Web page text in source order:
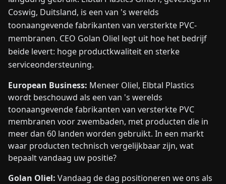
Coswig, Duitsland, is een van 's werelds
toonaangevende fabrikanten van versterkte PVC-
membranen. CEO Golan Oliel legt uit hoe het bedrijf
beide levert: hoge productkwaliteit en sterke
serviceondersteuning.
European Business: Meneer Oliel, Elb­tal Plastics
wordt beschouwd als een van 's werelds
toonaangevende fabrikanten van versterkte PVC
membranen voor zwembaden, met producten die in
meer dan 60 landen worden gebruikt. In een markt
waar producten technisch vergelijkbaar zijn, wat
bepaalt vandaag uw positie?
Golan Oliel: Vandaag de dag positioneren we ons als